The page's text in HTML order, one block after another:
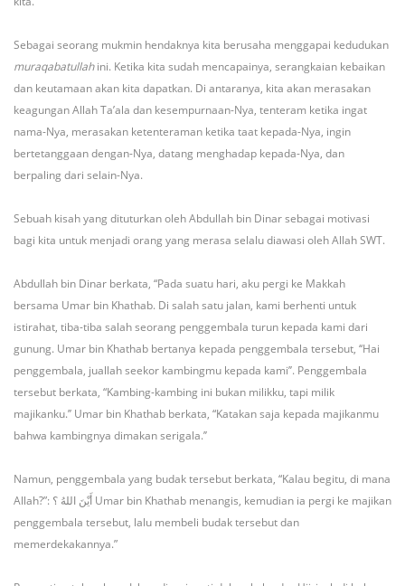
Sebagai seorang mukmin hendaknya kita berusaha menggapai kedudukan
muraqabatullahini. Ketika kita sudah mencapainya, serangkaian kebaikan
dan keutamaan akan kita dapatkan. Di antaranya, kita akan merasakan
keagungan Allah Ta’ala dan kesempurnaan-Nya, tenteram ketika ingat
nama-Nya, merasakan ketenteraman ketika taat kepada-Nya, ingin
bertetanggaan dengan-Nya, datang menghadap kepada-Nya, dan
berpaling dari selain-Nya.
Sebuah kisah yang dituturkan oleh Abdullah bin Dinar sebagai motivasi
bagi kita untuk menjadi orang yang merasa selalu diawasi oleh Allah SWT.
Abdullah bin Dinar berkata, “Pada suatu hari, aku pergi ke Makkah
bersama Umar bin Khathab. Di salah satu jalan, kami berhenti untuk
istirahat, tiba-tiba salah seorang penggembala turun kepada kami dari
gunung. Umar bin Khathab bertanya kepada penggembala tersebut, ‘‘Hai
penggembala, juallah seekor kambingmu kepada kami’’. Penggembala
tersebut berkata, “Kambing-kambing ini bukan milikku, tapi milik
majikanku.’’ Umar bin Khathab berkata, “Katakan saja kepada majikanmu
bahwa kambingnya dimakan serigala.’’
Namun, penggembala yang budak tersebut berkata, “Kalau begitu, di mana
Allah?”: أَيْنَ اللهُ ؟ Umar bin Khathab menangis, kemudian ia pergi ke majikan
penggembala tersebut, lalu membeli budak tersebut dan
memerdekakannya.”